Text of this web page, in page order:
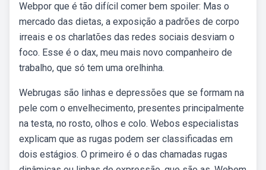
Webpor que é tão difícil comer bem spoiler: Mas o
mercado das dietas, a exposição a padrões de corpo
irreais e os charlatões das redes sociais desviam o
foco. Esse é o dax, meu mais novo companheiro de
trabalho, que só tem uma orelhinha.
Webrugas são linhas e depressões que se formam na
pele com o envelhecimento, presentes principalmente
na testa, no rosto, olhos e colo. Webos especialistas
explicam que as rugas podem ser classificadas em
dois estágios. O primeiro é o das chamadas rugas